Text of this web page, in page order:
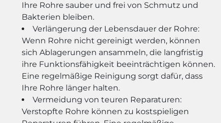
Ihre Rohre sauber und frei von Schmutz und
Bakterien bleiben.
Verlängerung der Lebensdauer der Rohre:
Wenn Rohre nicht gereinigt werden, können
sich Ablagerungen ansammeln, die langfristig
ihre Funktionsfähigkeit beeinträchtigen können.
Eine regelmäßige Reinigung sorgt dafür, dass
Ihre Rohre länger halten.
Vermeidung von teuren Reparaturen:
Verstopfte Rohre können zu kostspieligen